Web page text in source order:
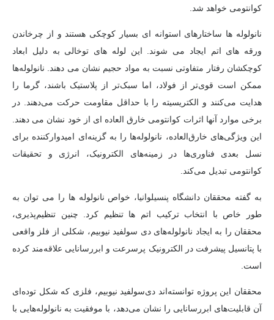
کوانتومی خواهد شد.
نانولوله ها ساختارهای استوانه ای بسیار کوچکی هستند و از چرخاندن
ورقه های اتم ایجاد می شوند. این لوله های توخالی به دلیل ابعاد
کوچکشان رفتار متفاوتی نسبت به مواد حجیم نشان می دهند. نانولوله‌ها
ممکن است قوی‌تر از فولاد، اما سبک‌تر از پلاستیک باشند، گرما را
هدایت می‌کنند و الکتریسیته را با حداقل مقاومت حرکت می‌دهند. در
برخی موارد آنها اثرات کوانتومی خارق العاده ای از خود نشان می دهند.
این ویژگی‌های خارق‌العاده، نانولوله‌ها را به گزینه‌ای امیدوارکننده برای
نسل بعدی فناوری‌ها در زمینه‌های الکترونیک، انرژی و تحقیقات
کوانتومی تبدیل می‌کند.
به گفته محققان دانشگاه پنسیلوانیا، خواص نانولوله ها را می توان به
طور خاص با انتخاب ترکیب اتم ها تنظیم کرد. چنین تنظیم‌پذیری،
محققان را به ایجاد نانولوله‌های دی سولفید نیوبیم، شکلی از فلز واقعی
با پتانسیل پیشرفت در الکترونیک پرسرعت و ابررسانایی علاقه‌مند کرده
است.
محققان این پروژه توانسته‌اند دی‌سولفید نیوبیم، فلزی که شکل توده‌ای
آن قابلیت‌های ابررسانایی را نشان می‌دهد، با موفقیت به نانولوله‌هایی با